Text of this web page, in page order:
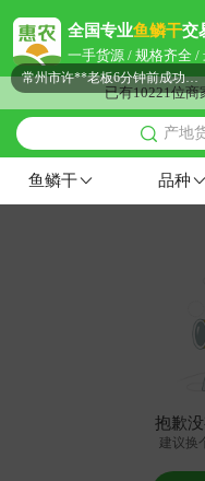
全国专业鱼鳞干交
一手货源 / 规格齐全 /
已有10221位商
产地
常州市宋**老板23分钟前获取了报价
常州市古**老板38分钟前获取了报价
常州市许**老板6分钟前成功采购
常州市梁**老板10分钟前成功采购
附近罗**老板22小时前成功采购
常州市戚**老板16小时前看了商品
附近张**老板12小时前成功采购
附近文**老板51分钟前获取了报价
鱼鳞干 品种
抱歉
建议换